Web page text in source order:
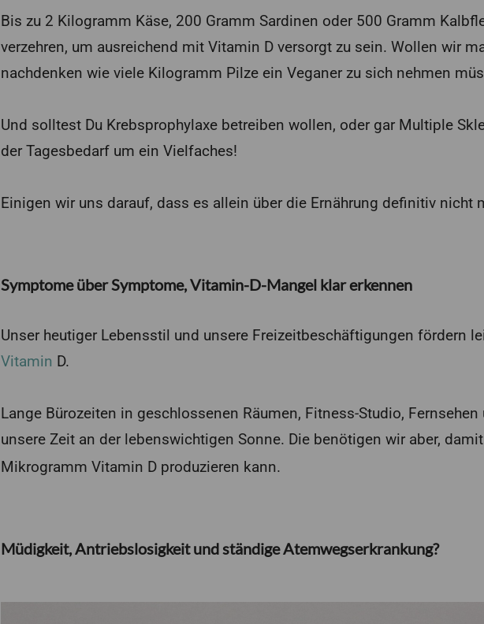
Bis zu 2 Kilogramm Käse, 200 Gramm Sardinen oder 500 Gramm
verzehren, um ausreichend mit Vitamin D versorgt zu sein. Wollen wir
nachdenken wie viele Kilogramm Pilze ein Veganer zu sich nehmen
Und solltest Du Krebsprophylaxe betreiben wollen, oder gar Multiple
der Tagesbedarf um ein Vielfaches!
Einigen wir uns darauf, dass es allein über die Ernährung definitiv nicht
Symptome über Symptome, Vitamin-D-Mangel klar erkennen
Unser heutiger Lebensstil und unsere Freizeitbeschäftigungen fördern
Vitamin D.
Lange Bürozeiten in geschlossenen Räumen, Fitness-Studio,
unsere Zeit an der lebenswichtigen Sonne. Die benötigen wir aber,
Mikrogramm Vitamin D produzieren kann.
Müdigkeit, Antriebslosigkeit und ständige Atemwegserkrankung?